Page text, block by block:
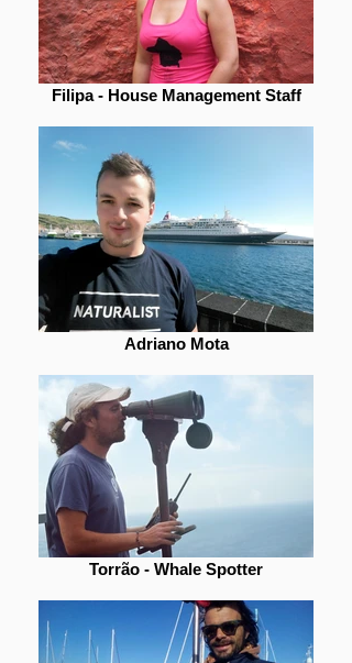
Filipa - House Management Staff
Adriano Mota
Torrão - Whale Spotter